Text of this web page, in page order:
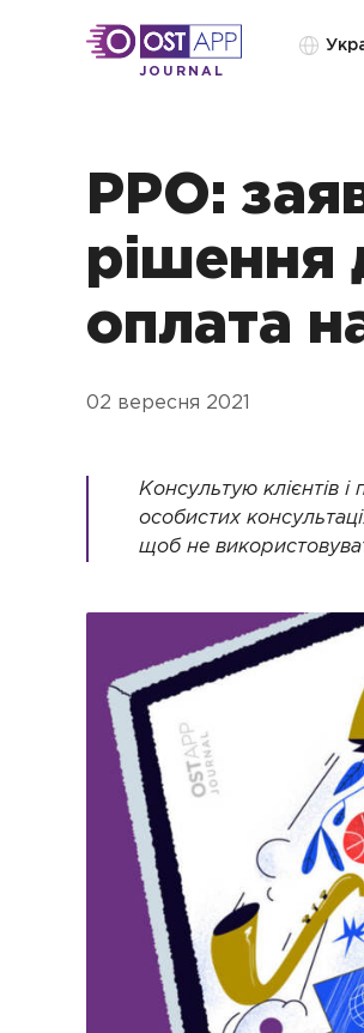
JOURNAL
РРО:
рішення
оплата
02 вересня 2021
Консультую клієнтів
особистих
щоб не